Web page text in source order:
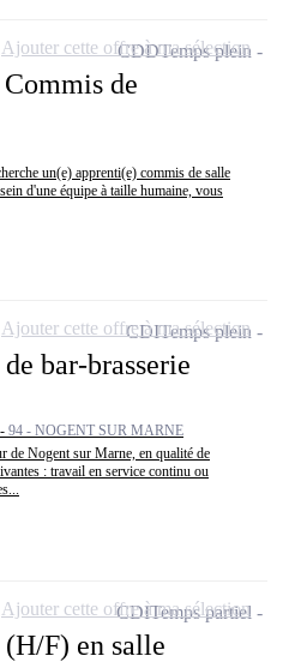
de
un(e) apprenti(e) commis de salle
d'une équipe à taille humaine, vous
CDDTemps plein
Ajouter cette offre à ma sélection
bar-brasserie
94 - NOGENT SUR MARNE
de Nogent sur Marne, en qualité de
: travail en service continu ou
CDITemps plein
Ajouter cette offre à ma sélection
(H/F) en salle
CDITemps partiel
Ajouter cette offre à ma sélection